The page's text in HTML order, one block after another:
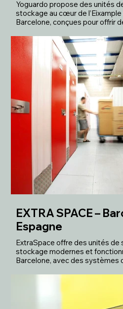
Yoguardo propose des unités
stockage au cœur de l’Eixample
Barcelone, conçues pour offrir
adaptées aux besoins des
des entreprises en milieu urbain.
EXTRA SPACE –
Espagne
ExtraSpace offre des unités de
stockage modernes et
Barcelone, avec des systèmes